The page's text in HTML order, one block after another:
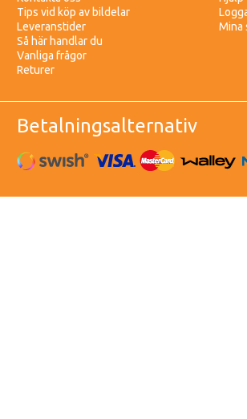
Tips vid köp av bildelar
Leveranstider
Så här handlar du
Vanliga frågor
Returer
Mina
Betalningsalternativ